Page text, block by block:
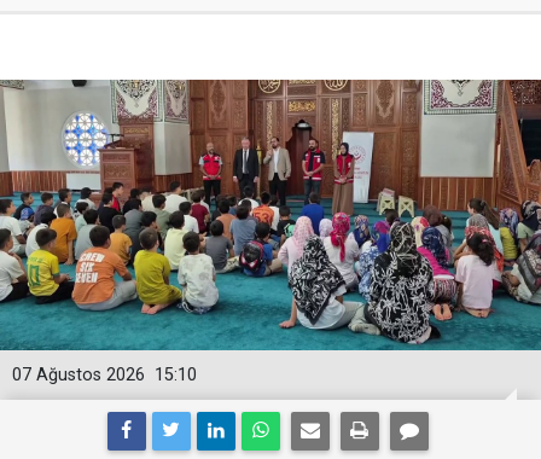
15:10
07 Ağustos 2026